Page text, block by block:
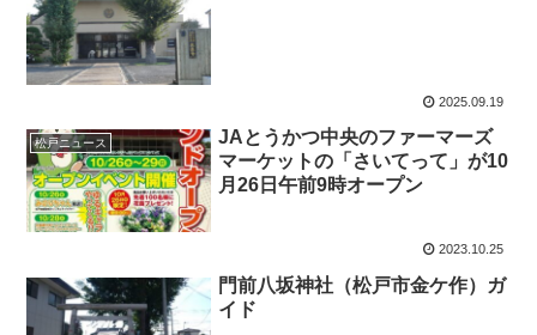
2025.09.19
松戸ニュース
JAとうかつ中央のファーマーズ
マーケットの「さいてって」が10
月26日午前9時オープン
2023.10.25
門前八坂神社（松戸市金ケ作）ガ
イド